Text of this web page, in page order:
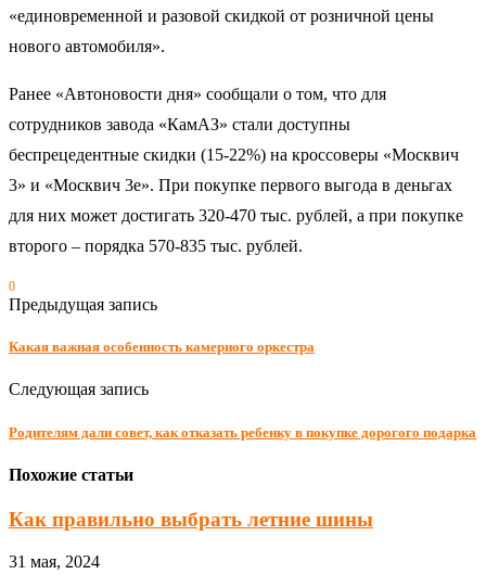
«единовременной и разовой скидкой от розничной цены
нового автомобиля».
Ранее «Автоновости дня» сообщали о том, что для
сотрудников завода «КамАЗ» стали доступны
беспрецедентные скидки (15-22%) на кроссоверы «Москвич
3» и «Москвич 3е». При покупке первого выгода в деньгах
для них может достигать 320-470 тыс. рублей, а при покупке
второго – порядка 570-835 тыс. рублей.
0
Предыдущая запись
Какая важная особенность камерного оркестра
Следующая запись
Родителям дали совет, как отказать ребенку в покупке дорогого подарка
Похожие статьи
Как правильно выбрать летние шины
31 мая, 2024